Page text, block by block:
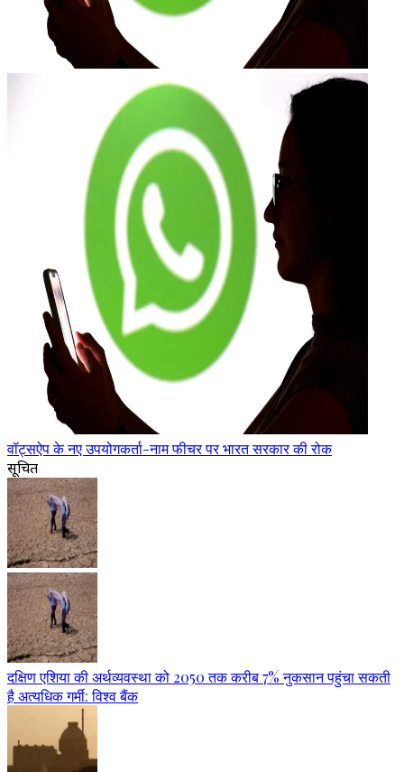
वॉट्सऐप के नए उपयोगकर्ता-नाम फीचर पर भारत सरकार की रोक
सूचित
दक्षिण एशिया की अर्थव्यवस्था को 2050 तक करीब 7% नुकसान पहुंचा सकती
है अत्यधिक गर्मी: विश्व बैंक